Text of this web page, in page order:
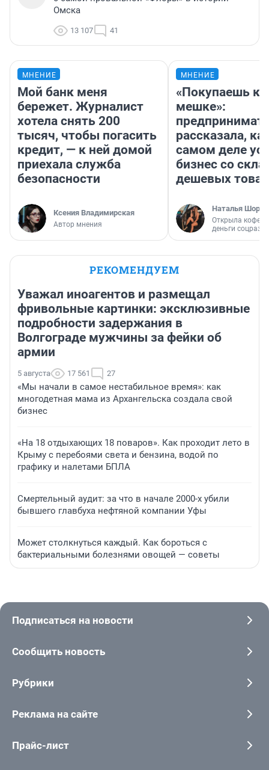
Омска
13 107 41
МНЕНИЕ
Мой банк меня
бережет. Журналист
хотела снять 200
тысяч, чтобы погасить
кредит, — к ней домой
приехала служба
безопасности
Ксения Владимирская
Автор мнения
МНЕНИЕ
«Покупаешь
мешке»:
рассказала,
самом деле
бизнес со
дешевых
Наталья
Открыла
деньги
РЕКОМЕНДУЕМ
Уважал иноагентов и размещал
фривольные картинки: эксклюзивные
подробности задержания в
Волгограде мужчины за фейки об
армии
5 августа 17 561 27
«Мы начали в самое нестабильное время»: как
многодетная мама из Архангельска создала свой
бизнес
«На 18 отдыхающих 18 поваров». Как проходит лето в
Крыму с перебоями света и бензина, водой по
графику и налетами БПЛА
Смертельный аудит: за что в начале 2000-х убили
бывшего главбуха нефтяной компании Уфы
Может столкнуться каждый. Как бороться с
бактериальными болезнями овощей — советы
Подписаться на новости
Сообщить новость
Рубрики
Реклама на сайте
Прайс-лист